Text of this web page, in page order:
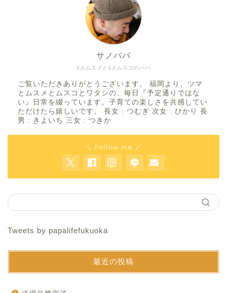
3人ムスメと1人ムスコのパパ
サノパパ
ご覧いただきありがとうございます。 福岡より、ツマ
とムスメとムスコとワタシの、毎日『予定通りではな
い』日常を綴っています。子育ての楽しさを共感してい
ただけたら嬉しいです。 長女 : つむぎ 次女 : ひかり 長
男 : きよいち 三女 : つきか
＼ Follow me ／
Tweets by papalifefukuoka
最近の投稿